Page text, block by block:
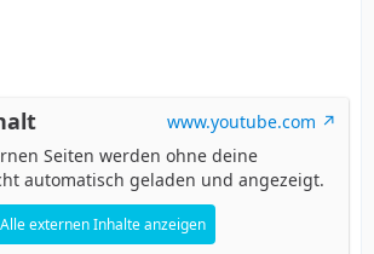
www.youtube.com
Seiten werden ohne deine
automatisch geladen und angezeigt.
Alle externen Inhalte anzeigen